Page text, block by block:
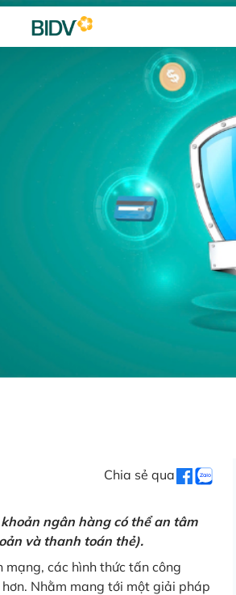
Chia sẻ qua
ngân hàng có thể an tâm
và thanh toán thẻ).
các hình thức tấn công
Nhằm mang tới một giải pháp